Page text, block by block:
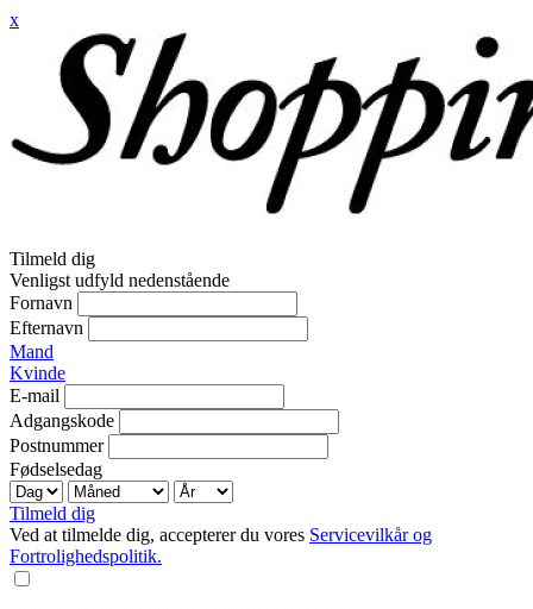
x
Tilmeld dig
Venligst udfyld nedenstående
Fornavn
Efternavn
Mand
Kvinde
E-mail
Adgangskode
Postnummer
Fødselsedag
Tilmeld dig
Ved at tilmelde dig, accepterer du vores Servicevilkår og
Fortrolighedspolitik.